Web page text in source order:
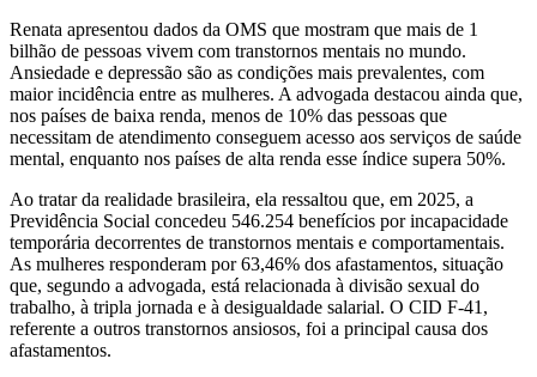
Renata apresentou dados da OMS que mostram que mais de 1
bilhão de pessoas vivem com transtornos mentais no mundo.
Ansiedade e depressão são as condições mais prevalentes, com
maior incidência entre as mulheres. A advogada destacou ainda que,
nos países de baixa renda, menos de 10% das pessoas que
necessitam de atendimento conseguem acesso aos serviços de saúde
mental, enquanto nos países de alta renda esse índice supera 50%.
Ao tratar da realidade brasileira, ela ressaltou que, em 2025, a
Previdência Social concedeu 546.254 benefícios por incapacidade
temporária decorrentes de transtornos mentais e comportamentais.
As mulheres responderam por 63,46% dos afastamentos, situação
que, segundo a advogada, está relacionada à divisão sexual do
trabalho, à tripla jornada e à desigualdade salarial. O CID F-41,
referente a outros transtornos ansiosos, foi a principal causa dos
afastamentos.